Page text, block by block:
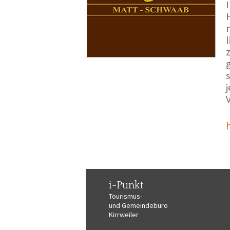
i-Punkt
Tourismus-
und Gemeindebüro
Kirrweiler